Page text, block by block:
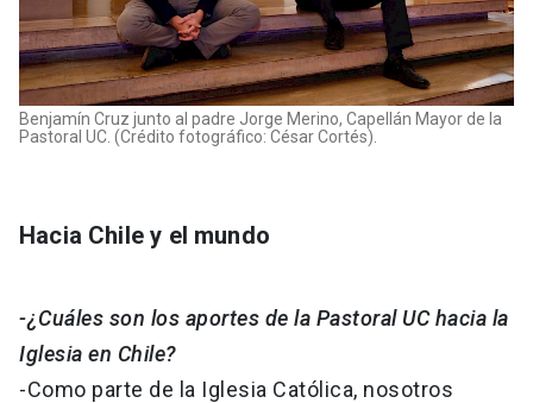
Benjamín Cruz junto al padre Jorge Merino, Capellán Mayor de la
Pastoral UC. (Crédito fotográfico: César Cortés).
Hacia Chile y el mundo
-¿Cuáles son los aportes de la Pastoral UC hacia la
Iglesia en Chile?
-Como parte de la Iglesia Católica, nosotros